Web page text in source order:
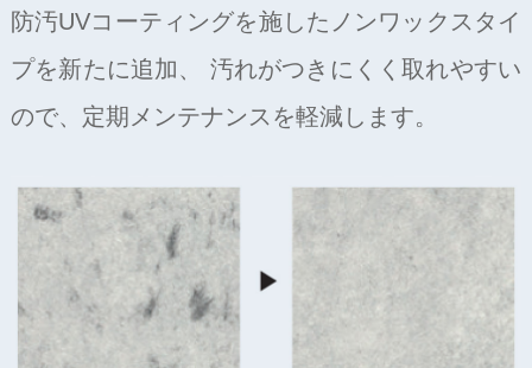
防汚UVコーティングを施したノンワックスタイ
プを新たに追加、 汚れがつきにくく取れやすい
ので、定期メンテナンスを軽減します。